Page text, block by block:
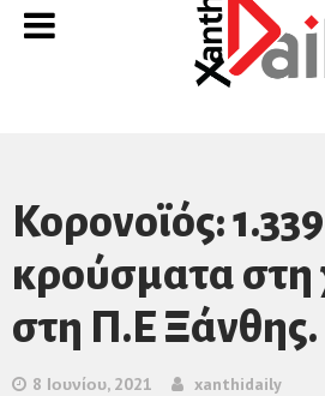
Κορονοϊός:
κρούσματα
στη Π.Ε Ξάνθης.
8 Ιουνίου, 2021 xanthidaily